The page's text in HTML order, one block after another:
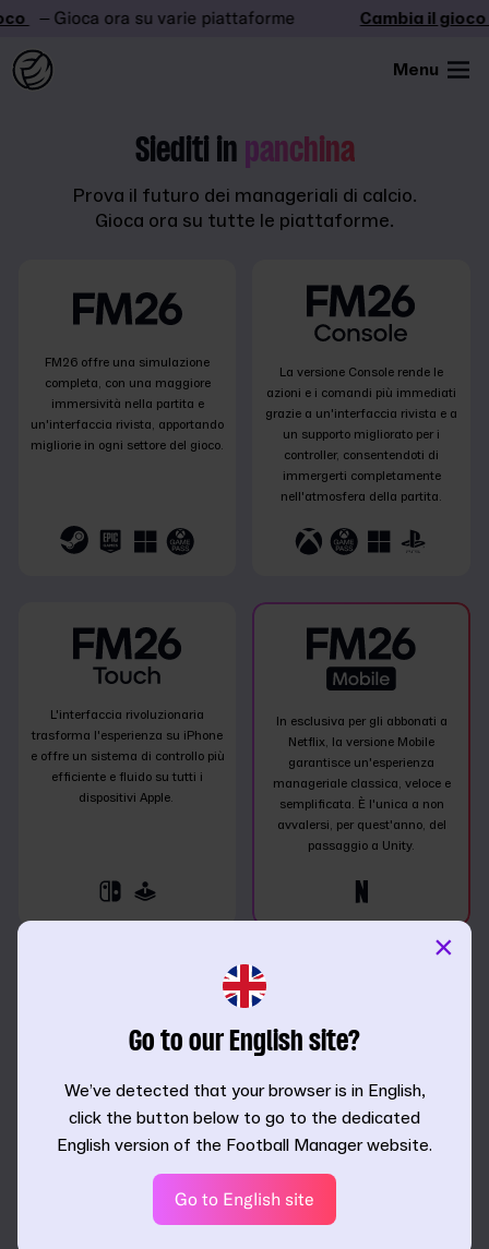
– Gioca ora su varie piattaforme Cambia il gioco
Menu
Siediti in panchina
Prova il futuro dei manageriali di calcio.
Gioca ora su tutte le piattaforme.
FM26 offre una simulazione
completa, con una maggiore
immersività nella partita e
un'interfaccia rivista, apportando
migliorie in ogni settore del gioco.
La versione Console rende le
azioni e i comandi più immediati
grazie a un'interfaccia rivista e a
un supporto migliorato per i
controller, consentendoti di
immergerti completamente
nell'atmosfera della partita.
L'interfaccia rivoluzionaria
trasforma l'esperienza su iPhone
e offre un sistema di controllo più
efficiente e fluido su tutti i
dispositivi Apple.
In esclusiva per gli abbonati a
Netflix, la versione Mobile
garantisce un'esperienza
manageriale classica, veloce e
semplificata. È l'unica a non
avvalersi, per quest'anno, del
passaggio a Unity.
Seleziona la tua piattaforma
Non hai ancora deciso?
Go to our English site?
We’ve detected that your browser is in English,
click the button below to go to the dedicated
English version of the Football Manager website.
Go to English site
×